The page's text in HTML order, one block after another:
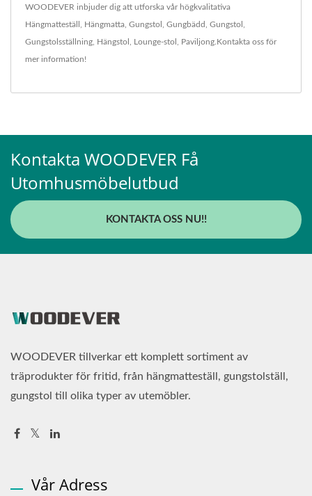
WOODEVER inbjuder dig att utforska vår högkvalitativa
Hängmatteställ Hängmatta Gungstol Gungbädd Gungstol
Gungstolsställning Hängstol Lounge-stol Paviljong Kontakta oss för
mer information!
Kontakta WOODEVER Få
Utomhusmöbelutbud
KONTAKTA OSS NU!!
WOODEVER tillverkar ett komplett sortiment av
träprodukter för fritid, från hängmatteställ, gungstolställ,
gungstol till olika typer av utemöbler.
Vår Adress